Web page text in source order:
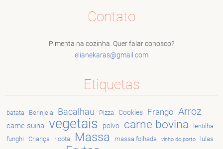
Contato
Pimenta na cozinha. Quer falar conosco?
elianekaras@gmai l.com
Etiquetas
batata Berinjela Bacalhau Pizza Cookies Frango Arroz
carne suina vegetais polvo carne bovina
lentilha
funghi
Criança ricota Massa massa folhada vinho do porto
lulas